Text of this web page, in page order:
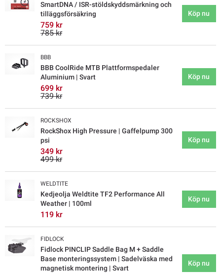
SmartDNA / ISR-stöldskyddsmärkning och
tilläggsförsäkring
759 kr
785 kr
Köp nu
BBB
BBB CoolRide MTB Plattformspedaler
Aluminium | Svart
699 kr
739 kr
Köp nu
ROCKSHOX
RockShox High Pressure | Gaffelpump 300
psi
349 kr
499 kr
Köp nu
WELDTITE
Kedjeolja Weldtite TF2 Performance All
Weather | 100ml
119 kr
Köp nu
FIDLOCK
Fidlock PINCLIP Saddle Bag M + Saddle
Base monteringssystem | Sadelväska med
magnetisk montering | Svart
Köp nu